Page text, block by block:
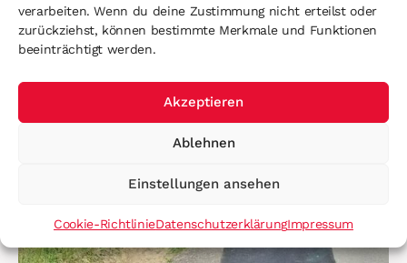
verarbeiten. Wenn du deine Zustimmung nicht erteilst oder
zurückziehst, können bestimmte Merkmale und Funktionen
beeinträchtigt werden.
Akzeptieren
Ablehnen
Einstellungen ansehen
Cookie-RichtlinieDatenschutzerklärungImpressum